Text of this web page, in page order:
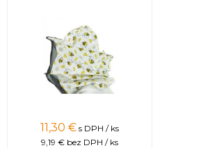
11,30 € s DPH / ks
9,19 € bez DPH / ks